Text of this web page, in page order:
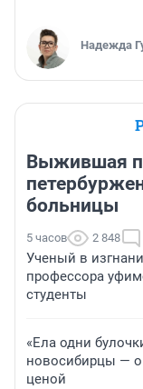
Надежда
Выжившая
больницы
5 часов 2 848
Ученый в
профессора
студенты
«Ела одни
новосибирцы — о
ценой